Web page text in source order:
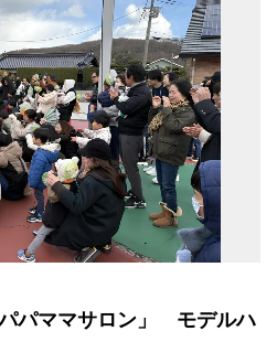
パママサロン」 モデルハ